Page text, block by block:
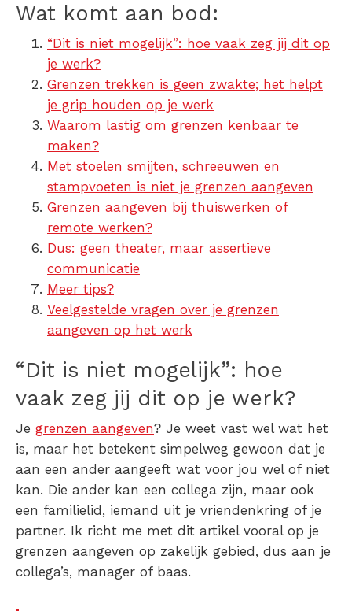
Wat komt aan bod:
“Dit is niet mogelijk”: hoe vaak zeg jij dit op
je werk?
Grenzen trekken is geen zwakte; het helpt
je grip houden op je werk
Waarom lastig om grenzen kenbaar te
maken?
Met stoelen smijten, schreeuwen en
stampvoeten is niet je grenzen aangeven
Grenzen aangeven bij thuiswerken of
remote werken?
Dus: geen theater, maar assertieve
communicatie
Meer tips?
Veelgestelde vragen over je grenzen
aangeven op het werk
“Dit is niet mogelijk”: hoe
vaak zeg jij dit op je werk?
Je grenzen aangeven? Je weet vast wel wat het
is, maar het betekent simpelweg gewoon dat je
aan een ander aangeeft wat voor jou wel of niet
kan. Die ander kan een collega zijn, maar ook
een familielid, iemand uit je vriendenkring of je
partner. Ik richt me met dit artikel vooral op je
grenzen aangeven op zakelijk gebied, dus aan je
collega’s, manager of baas.